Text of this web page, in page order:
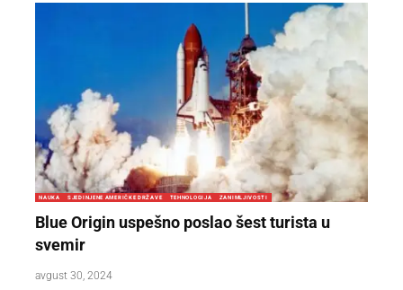
NAUKA SJEDINJENE AMERIČKE DRŽAVE TEHNOLOGIJA ZANIMLJIVOSTI
Blue Origin uspešno poslao šest turista u
svemir
avgust 30, 2024